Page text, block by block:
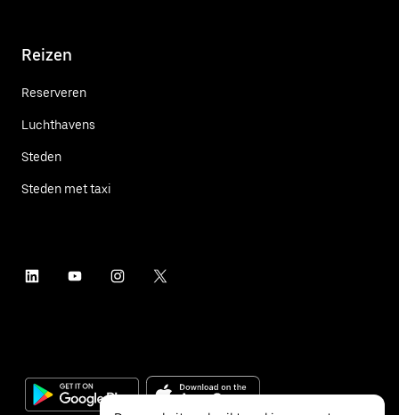
Reizen
Reserveren
Luchthavens
Steden
Steden met taxi